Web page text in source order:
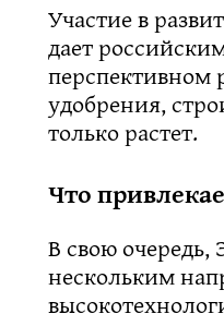
Участие в
дает
перспективном
удобрения,
только растет.
Что
В свою очередь,
нескольким